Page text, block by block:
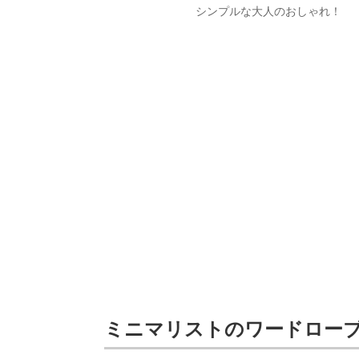
シンプルな大人のおしゃれ！
ミニマリストのワードロー